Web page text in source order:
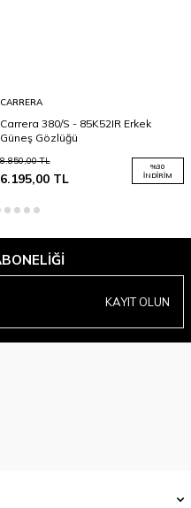
CARRERA
Carrera 380/S - 85K52IR Erkek
Güneş Gözlüğü
8.850,00TL
6.195,00TL
%30
İNDIRIM
KAYIT OLUN